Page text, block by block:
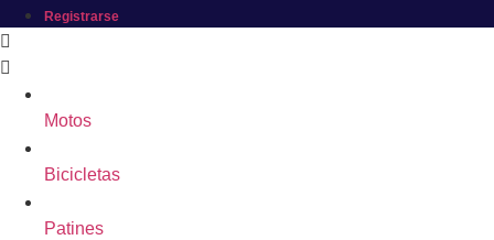
Registrarse
Motos
Bicicletas
Patines